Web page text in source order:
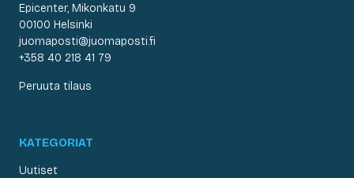
Epicenter, Mikonkatu 9
00100 Helsinki
juomaposti@juomaposti.fi
+358 40 218 41 79
Peruuta tilaus
KATEGORIAT
Uutiset